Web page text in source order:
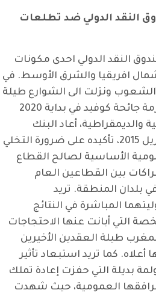
النقد الدولي ضد تطلعات
النقد الدولي احدى مكونات
افريقيا والشرق الأوسط. في
ونزلت الى الشوارع طيلة
الفترة من أواخر 2010 الى أزمة جائحة كوفيد في بداية 2020
والديمقراطية، أعاد البنك
العالمي في تقرير له في أبريل 2015، تأكيده على ضرورة التخلي
الأساسية لصالح القطاع
بين القطاعين العام
بلدان المنطقة. تريد
المباشرة في النتائج
التي أبانت عنها الاحتجاجات
طيلة العقدين الأخيرين
اليها أعلاه. كما تريد استبعاد تأثير
بديلة التي حفزت إعادة تملك
مرافقها العمومية، حيث شهدت